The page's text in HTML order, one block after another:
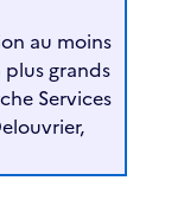
au moins
plus grands
Services